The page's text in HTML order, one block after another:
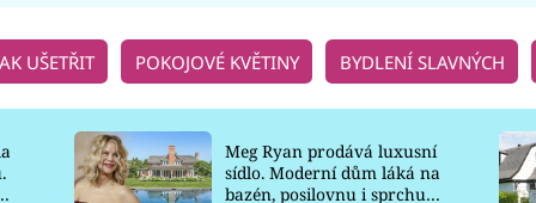
UŠETŘIT POKOJOVÉ KVĚTINY BYDLENÍ SLAVNÝCH
Meg Ryan prodává luxusní
sídlo. Moderní dům láká na
bazén, posilovnu i sprchu